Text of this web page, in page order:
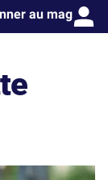
au mag